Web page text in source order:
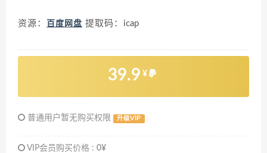
资源： 百度网盘 提取码： icap
39.9 ¥
普通用户暂无购买权限 升级VIP
VIP会员购买价格 : 0¥